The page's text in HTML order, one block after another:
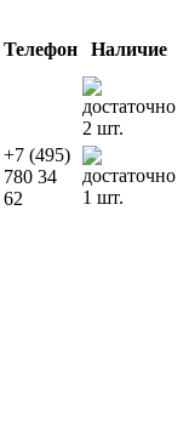
Телефон Наличие
2 шт.
+7 (495)
780 34
62
1 шт.